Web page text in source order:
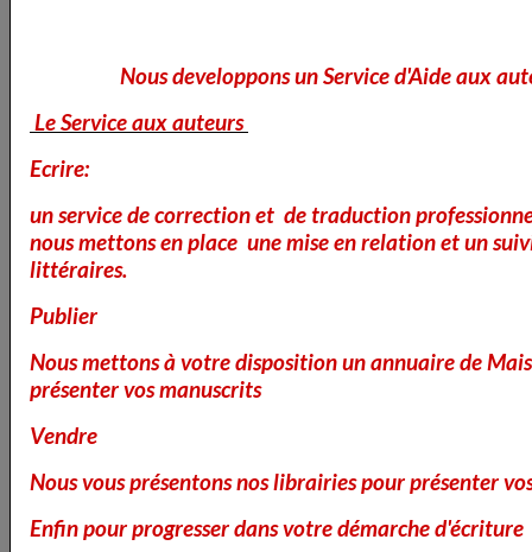
Aujourd'hui 29 Mai
Histoire
Le 05/03/2026
Nous developpons un Service d'Aide aux
Le Service aux auteurs
Ecrire:
un service de correction et de traduction
nous mettons en place une mise en relation et un
littéraires.
Publier
Nous mettons à votre disposition un annuaire de
présenter vos manuscrits
Vendre
Nous vous présentons nos librairies pour présenter
Enfin pour progresser dans votre démarche d'écriture